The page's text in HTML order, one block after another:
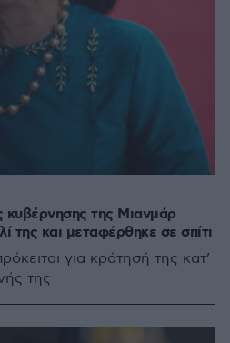
της Μιανμάρ
της και μεταφέρθηκε σε σπίτι
για κράτησή της κατ’
της